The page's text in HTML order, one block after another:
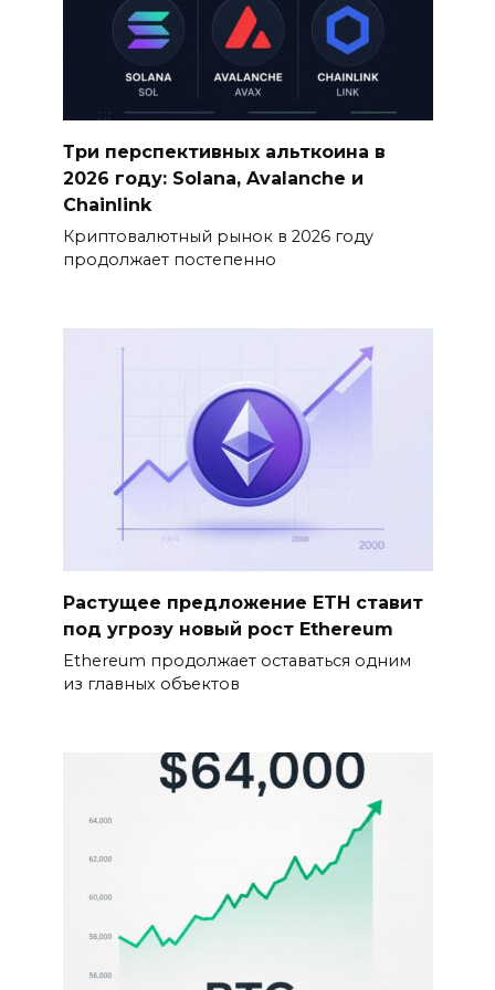
Три перспективных альткоина в
2026 году: Solana, Avalanche и
Chainlink
Криптовалютный рынок в 2026 году
продолжает постепенно
Растущее предложение ETH ставит
под угрозу новый рост Ethereum
Ethereum продолжает оставаться одним
из главных объектов